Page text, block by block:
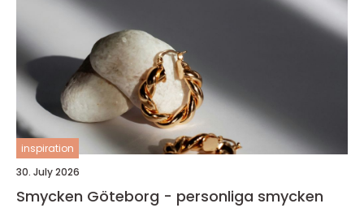
inspiration
30. July 2026
Smycken Göteborg - personliga smycken